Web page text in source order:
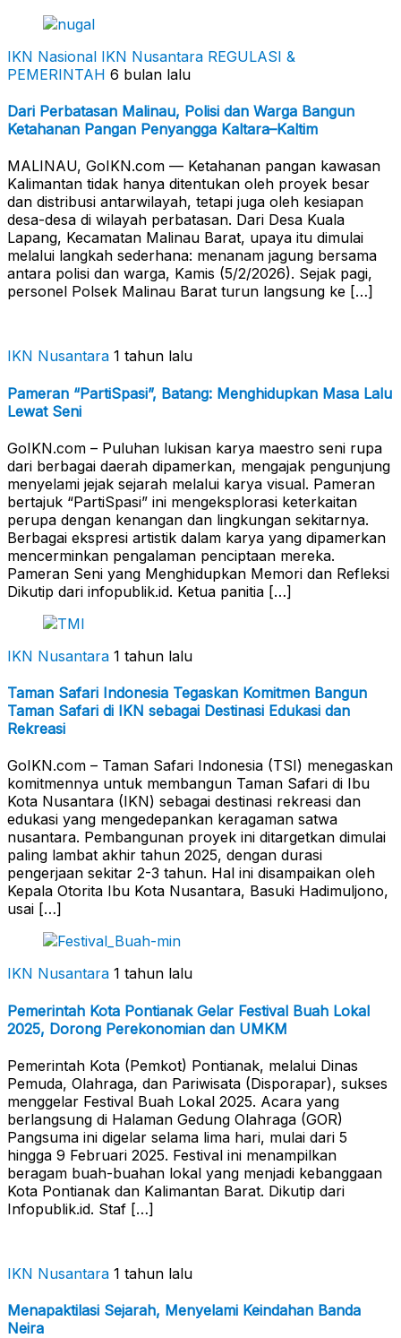
IKN Nasional IKN Nusantara REGULASI &
PEMERINTAH 6 bulan lalu
Dari Perbatasan Malinau, Polisi dan Warga Bangun
Ketahanan Pangan Penyangga Kaltara–Kaltim
MALINAU, GoIKN.com — Ketahanan pangan kawasan
Kalimantan tidak hanya ditentukan oleh proyek besar
dan distribusi antarwilayah, tetapi juga oleh kesiapan
desa-desa di wilayah perbatasan. Dari Desa Kuala
Lapang, Kecamatan Malinau Barat, upaya itu dimulai
melalui langkah sederhana: menanam jagung bersama
antara polisi dan warga, Kamis (5/2/2026). Sejak pagi,
personel Polsek Malinau Barat turun langsung ke […]
IKN Nusantara 1 tahun lalu
Pameran “PartiSpasi”, Batang: Menghidupkan Masa Lalu
Lewat Seni
GoIKN.com – Puluhan lukisan karya maestro seni rupa
dari berbagai daerah dipamerkan, mengajak pengunjung
menyelami jejak sejarah melalui karya visual. Pameran
bertajuk “PartiSpasi” ini mengeksplorasi keterkaitan
perupa dengan kenangan dan lingkungan sekitarnya.
Berbagai ekspresi artistik dalam karya yang dipamerkan
mencerminkan pengalaman penciptaan mereka.
Pameran Seni yang Menghidupkan Memori dan Refleksi
Dikutip dari infopublik.id. Ketua panitia […]
IKN Nusantara 1 tahun lalu
Taman Safari Indonesia Tegaskan Komitmen Bangun
Taman Safari di IKN sebagai Destinasi Edukasi dan
Rekreasi
GoIKN.com – Taman Safari Indonesia (TSI) menegaskan
komitmennya untuk membangun Taman Safari di Ibu
Kota Nusantara (IKN) sebagai destinasi rekreasi dan
edukasi yang mengedepankan keragaman satwa
nusantara. Pembangunan proyek ini ditargetkan dimulai
paling lambat akhir tahun 2025, dengan durasi
pengerjaan sekitar 2-3 tahun. Hal ini disampaikan oleh
Kepala Otorita Ibu Kota Nusantara, Basuki Hadimuljono,
usai […]
IKN Nusantara 1 tahun lalu
Pemerintah Kota Pontianak Gelar Festival Buah Lokal
2025, Dorong Perekonomian dan UMKM
Pemerintah Kota (Pemkot) Pontianak, melalui Dinas
Pemuda, Olahraga, dan Pariwisata (Disporapar), sukses
menggelar Festival Buah Lokal 2025. Acara yang
berlangsung di Halaman Gedung Olahraga (GOR)
Pangsuma ini digelar selama lima hari, mulai dari 5
hingga 9 Februari 2025. Festival ini menampilkan
beragam buah-buahan lokal yang menjadi kebanggaan
Kota Pontianak dan Kalimantan Barat. Dikutip dari
Infopublik.id. Staf […]
IKN Nusantara 1 tahun lalu
Menapaktilasi Sejarah, Menyelami Keindahan Banda
Neira